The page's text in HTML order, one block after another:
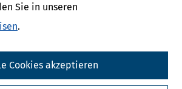
Sie in unseren
.
Cookies akzeptieren